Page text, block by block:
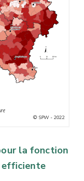
© SPW - 2022
la fonction